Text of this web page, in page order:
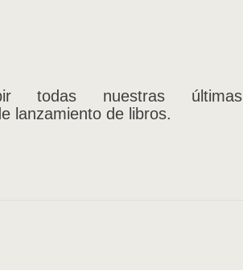
todas nuestras últimas
lanzamiento de libros.